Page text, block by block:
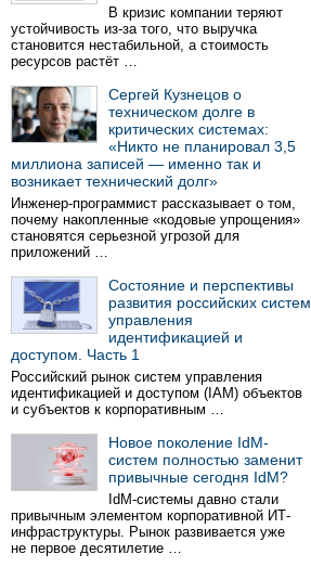
В кризис компании теряют
устойчивость из-за того, что выручка
становится нестабильной, а стоимость
ресурсов растёт …
Сергей Кузнецов о
техническом долге в
критических системах:
«Никто не планировал 3,5
миллиона записей — именно так и
возникает технический долг»
Инженер-программист рассказывает о том,
почему накопленные «кодовые упрощения»
становятся серьезной угрозой для
приложений …
Состояние и перспективы
развития российских систем
управления
идентификацией и
доступом. Часть 1
Российский рынок систем управления
идентификацией и доступом (IAM) объектов
и субъектов к корпоративным …
Новое поколение IdM-
систем полностью заменит
привычные сегодня IdM?
IdM-системы давно стали
привычным элементом корпоративной ИТ-
инфраструктуры. Рынок развивается уже
не первое десятилетие …